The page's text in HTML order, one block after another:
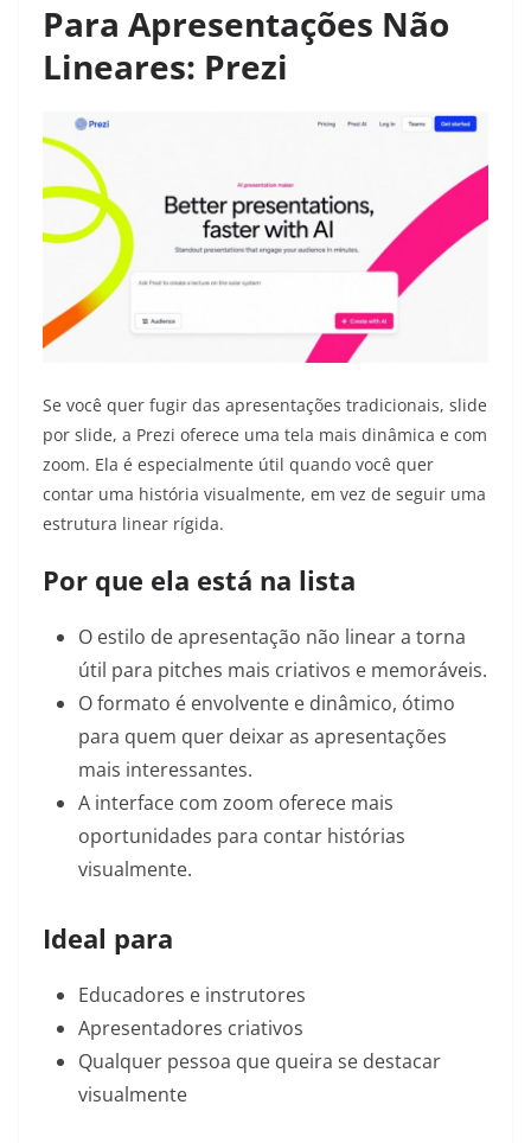
Para Apresentações Não
Lineares: Prezi
Se você quer fugir das apresentações tradicionais, slide
por slide, a Prezi oferece uma tela mais dinâmica e com
zoom. Ela é especialmente útil quando você quer
contar uma história visualmente, em vez de seguir uma
estrutura linear rígida.
Por que ela está na lista
O estilo de apresentação não linear a torna
útil para pitches mais criativos e memoráveis.
O formato é envolvente e dinâmico, ótimo
para quem quer deixar as apresentações
mais interessantes.
A interface com zoom oferece mais
oportunidades para contar histórias
visualmente.
Ideal para
Educadores e instrutores
Apresentadores criativos
Qualquer pessoa que queira se destacar
visualmente